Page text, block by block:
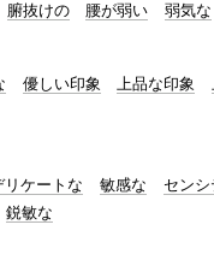
腑抜けの 腰が弱い 弱気な
優しい印象 上品な印象
リケートな 敏感な セン
鋭敏な